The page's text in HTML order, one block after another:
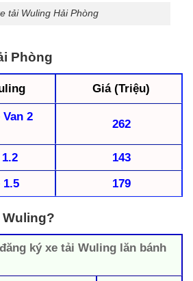
tải Wuling Hải Phòng
Phòng
Giá (Triệu)
2
262
143
179
ký xe tải Wuling lăn bánh